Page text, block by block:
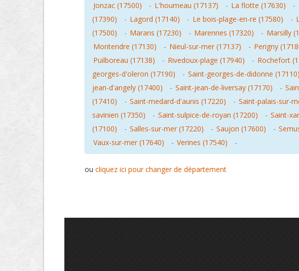
Jonzac (17500)
- L'houmeau (17137) - La flotte (17630) -
(17390)
- Lagord (17140) - Le bois-plage-en-re (17580) -
(17500)
- Marans (17230) - Marennes (17320) - Marsilly
Montendre (17130)
- Nieul-sur-mer (17137) - Perigny
Puilboreau (17138)
- Rivedoux-plage (17940) - Rochefort
georges-d'oleron (17190)
- Saint-georges-de-didonne (17110)
jean-d'angely (17400)
- Saint-jean-de-liversay (17170) -
(17410)
- Saint-medard-d'aunis (17220) - Saint-palais-sur-
savinien (17350)
- Saint-sulpice-de-royan (17200) - Saint-
(17100)
- Salles-sur-mer (17220) - Saujon (17600) -
Vaux-sur-mer (17640)
- Verines (17540) -
ou cliquez ici pour changer de département